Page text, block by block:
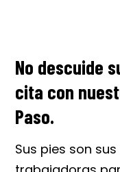
No descuide
cita con
Paso.
Sus pies son